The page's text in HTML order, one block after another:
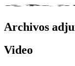
Archivos
Video